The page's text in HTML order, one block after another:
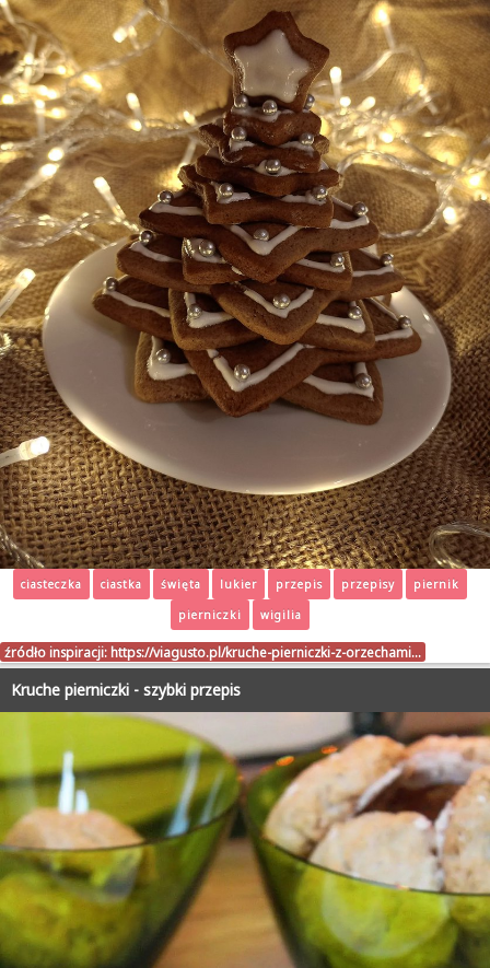
ciasteczka ciastka święta lukier przepis przepisy
piernik
pierniczki
wigilia
źródło inspiracji: https://viagusto.pl/kruche-pierniczki-z-orzechami…
Kruche pierniczki - szybki przepis